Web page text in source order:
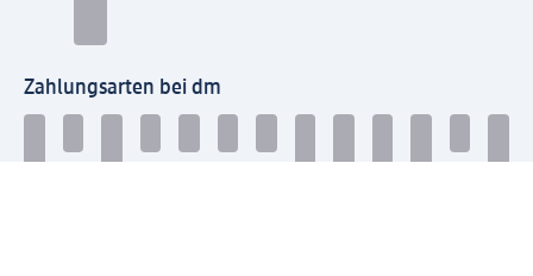
Zahlungsarten bei dm